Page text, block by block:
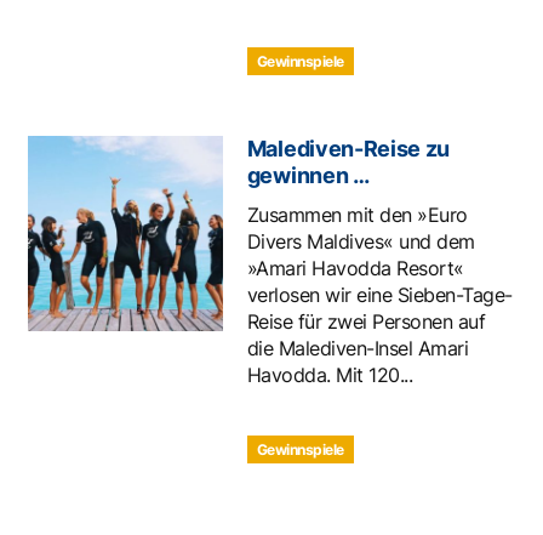
Gewinnspiele
Malediven-Reise zu
gewinnen …
Zusammen mit den »Euro
Divers Maldives« und dem
»Amari Havodda Resort«
verlosen wir eine Sieben-Tage-
Reise für zwei Personen auf
die Malediven-Insel Amari
Havodda. Mit 120...
Gewinnspiele